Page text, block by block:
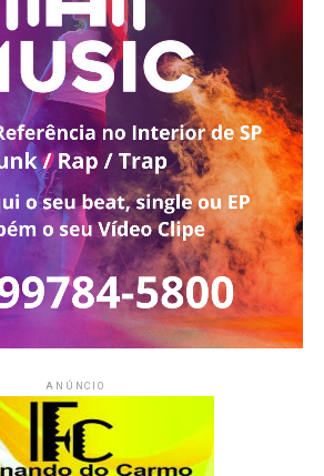
ANÚNCIO